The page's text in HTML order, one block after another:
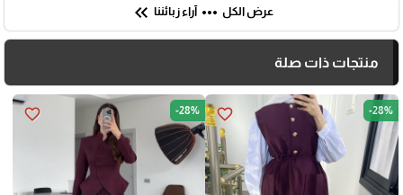
عرض الكل more_horiz آراء زبائننا keyboard_double_arrow_left
منتجات ذات صلة
favorite_border -28%
favorite_border -28%